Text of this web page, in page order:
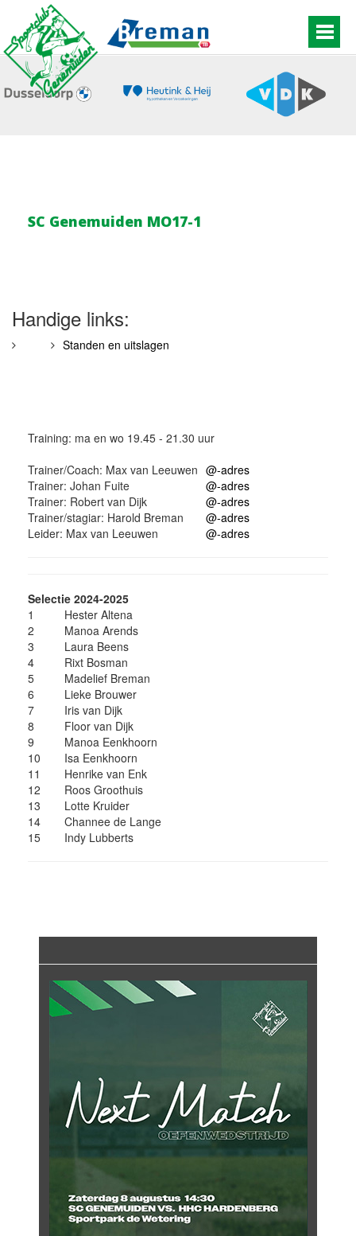
SC Genemuiden MO17-1
Handige links:
Standen en uitslagen
Training: ma en wo 19.45 - 21.30 uur
Trainer/Coach: Max van Leeuwen @-adres
Trainer: Johan Fuite
@-adres
Trainer: Robert van Dijk
@-adres
Trainer/stagiar: Harold Breman
@-adres
Leider: Max van Leeuwen
@-adres
Selectie 2024-2025
1
Hester Altena
2
Manoa Arends
3
Laura Beens
4
Rixt Bosman
5
Madelief Breman
6
Lieke Brouwer
7
Iris van Dijk
8
Floor van Dijk
9
Manoa Eenkhoorn
10
Isa Eenkhoorn
11
Henrike van Enk
12
Roos Groothuis
13
Lotte Kruider
14
Channee de Lange
15
Indy Lubberts